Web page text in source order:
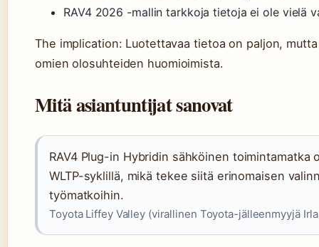
RAV4 2026 -mallin tarkkoja tietoja ei ole vielä
The implication: Luotettavaa tietoa on paljon,
omien olosuhteiden huomioimista.
Mitä asiantuntijat sanovat
RAV4 Plug-in Hybridin sähköinen toimintamatka
WLTP-syklillä, mikä tekee siitä erinomaisen
työmatkoihin.
Toyota Liffey Valley (virallinen Toyota-jälleenmyyjä